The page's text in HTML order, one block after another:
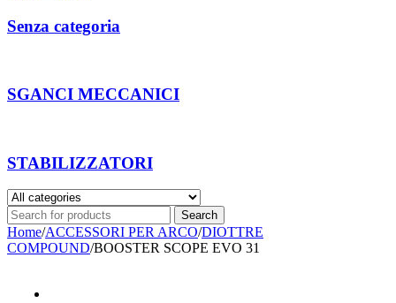
Senza categoria
SGANCI MECCANICI
STABILIZZATORI
Home/ACCESSORI PER ARCO/DIOTTRE
COMPOUND/BOOSTER SCOPE EVO 31